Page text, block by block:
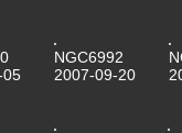
05
NGC6992
2007-09-20